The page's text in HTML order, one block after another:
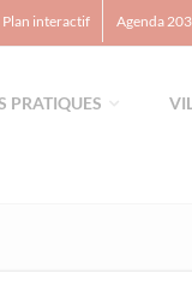
Plan interactif Agenda
PRATIQUES